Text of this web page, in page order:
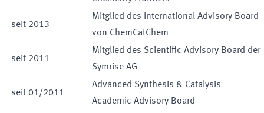
seit 2013
Mitglied des International Advisory Board
von ChemCatChem
seit 2011
Mitglied des Scientific Advisory Board der
Symrise AG
seit 01/2011
Advanced Synthesis & Catalysis
Academic Advisory Board